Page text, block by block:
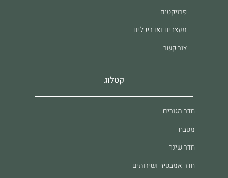
פרויקטים
מעצבים ואדריכלים
צור קשר
קטלוג
חדר מגורים
מטבח
חדר שינה
חדר אמבטיה ושירותים